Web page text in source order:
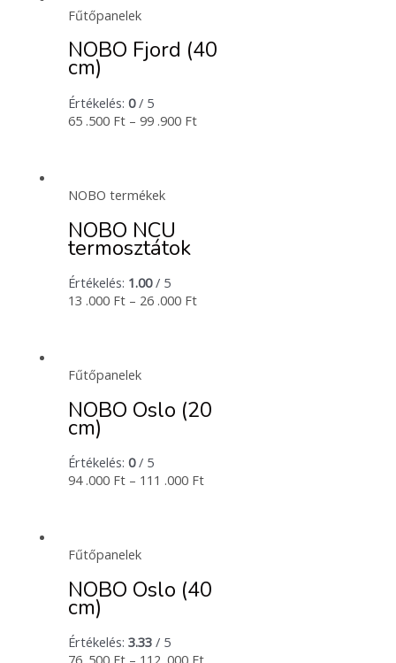
Fűtőpanelek
NOBO Fjord (40
cm)
Értékelés:0/ 5
65 .500 Ft –99 .900 Ft
NOBO termékek
NOBO NCU
termosztátok
Értékelés: 1.00/ 5
13 .000 Ft – 26 .000 Ft
Fűtőpanelek
NOBO Oslo (20
cm)
Értékelés:0/ 5
94 .000 Ft – 111 .000 Ft
Fűtőpanelek
NOBO Oslo (40
cm)
Értékelés:3.33 / 5